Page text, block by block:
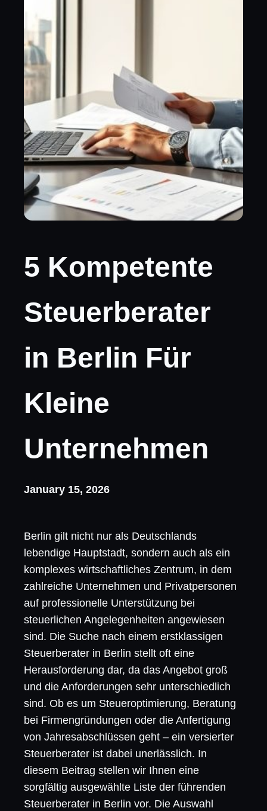
5 Kompetente
Steuerberater
in Berlin Für
Kleine
Unternehmen
January 15, 2026
Berlin gilt nicht nur als Deutschlands
lebendige Hauptstadt, sondern auch als ein
komplexes wirtschaftliches Zentrum, in dem
zahlreiche Unternehmen und Privatpersonen
auf professionelle Unterstützung bei
steuerlichen Angelegenheiten angewiesen
sind. Die Suche nach einem erstklassigen
Steuerberater in Berlin stellt oft eine
Herausforderung dar, da das Angebot groß
und die Anforderungen sehr unterschiedlich
sind. Ob es um Steueroptimierung, Beratung
bei Firmengründungen oder die Anfertigung
von Jahresabschlüssen geht – ein versierter
Steuerberater ist dabei unerlässlich. In
diesem Beitrag stellen wir Ihnen eine
sorgfältig ausgewählte Liste der führenden
Steuerberater in Berlin vor. Die Auswahl